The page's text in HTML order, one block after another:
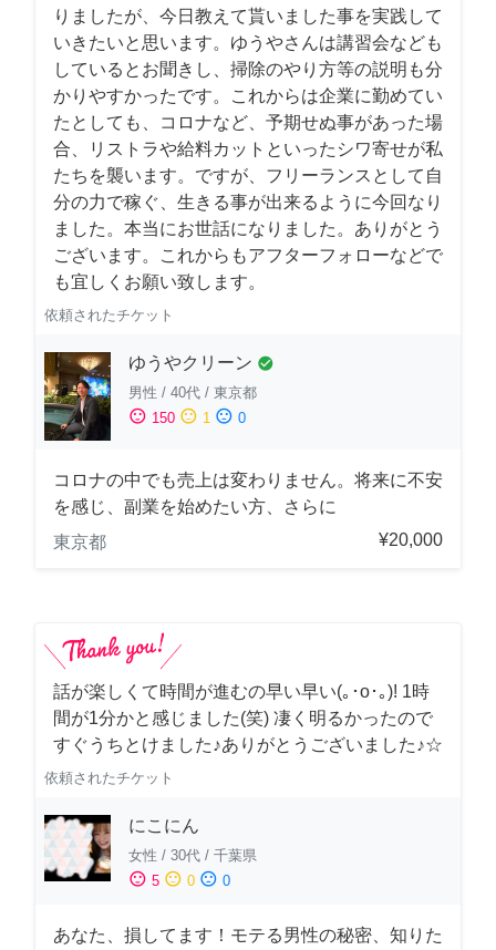
りましたが、今日教えて貰いました事を実践して
いきたいと思います。ゆうやさんは講習会なども
しているとお聞きし、掃除のやり方等の説明も分
かりやすかったです。これからは企業に勤めてい
たとしても、コロナなど、予期せぬ事があった場
合、リストラや給料カットといったシワ寄せが私
たちを襲います。ですが、フリーランスとして自
分の力で稼ぐ、生きる事が出来るように今回なり
ました。本当にお世話になりました。ありがとう
ございます。これからもアフターフォローなどで
も宜しくお願い致します。
依頼されたチケット
ゆうやクリーン check_circle
男性 / 40代 / 東京都
sentiment_satisfied 150 sentiment_neutral 1 sentiment_dissatisfied 0
コロナの中でも売上は変わりません。将来に不安
を感じ、副業を始めたい方、さらに
東京都
¥20,000
話が楽しくて時間が進むの早い早い(｡･о･｡)! 1時
間が1分かと感じました(笑) 凄く明るかったので
すぐうちとけました♪ありがとうございました♪☆
依頼されたチケット
にこにん
女性 / 30代 / 千葉県
sentiment_satisfied 5 sentiment_neutral 0 sentiment_dissatisfied 0
あなた、損してます！モテる男性の秘密、知りた